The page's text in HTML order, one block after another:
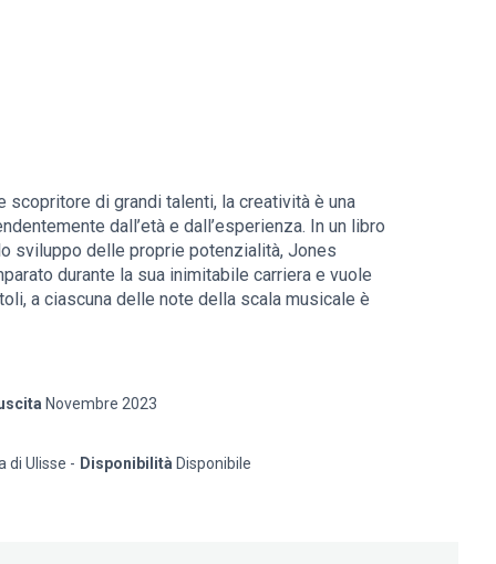
di grandi talenti, la creatività è una
dall’età e dall’esperienza. In un libro
sviluppo delle proprie potenzialità, Jones
durante la sua inimitabile carriera e vuole
a ciascuna delle note della scala musicale è
Ma scrivo questo libro anche per coloro che
non hanno mai veramente desiderato
Novembre 2023
di Ulisse Disponibilità Disponibile